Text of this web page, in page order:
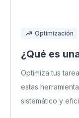
Optimización
¿Qué es
Optimiza tus
estas
sistemático y